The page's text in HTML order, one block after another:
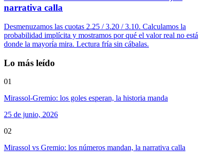
narrativa calla
Desmenuzamos las cuotas 2.25 / 3.20 / 3.10. Calculamos la
probabilidad implícita y mostramos por qué el valor real no está
donde la mayoría mira. Lectura fría sin cábalas.
Lo más leído
01
Mirassol-Gremio: los goles esperan, la historia manda
25 de junio, 2026
02
Mirassol vs Gremio: los números mandan, la narrativa calla